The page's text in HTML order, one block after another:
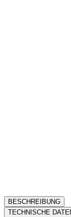
BESCHREIBUNG
TECHNISCHE